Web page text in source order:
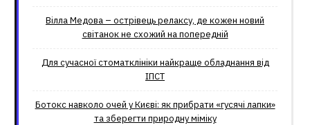
Вілла Медова – острівець релаксу, де кожен новий
світанок не схожий на попередній
Для сучасної стоматклініки найкраще обладнання від
ІПСТ
Ботокс навколо очей у Києві: як прибрати «гусячі лапки»
та зберегти природну міміку